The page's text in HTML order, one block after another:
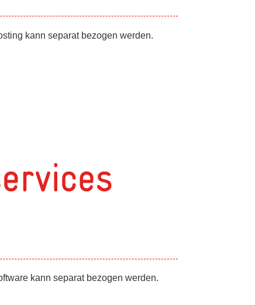
kann separat bezogen werden.
kann separat bezogen werden.